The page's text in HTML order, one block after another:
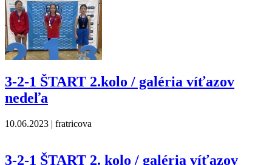
3-2-1 ŠTART 2.kolo / galéria víťazov
nedeľa
10.06.2023 | fratricova
3-2-1 ŠTART 2. kolo / galéria víťazov